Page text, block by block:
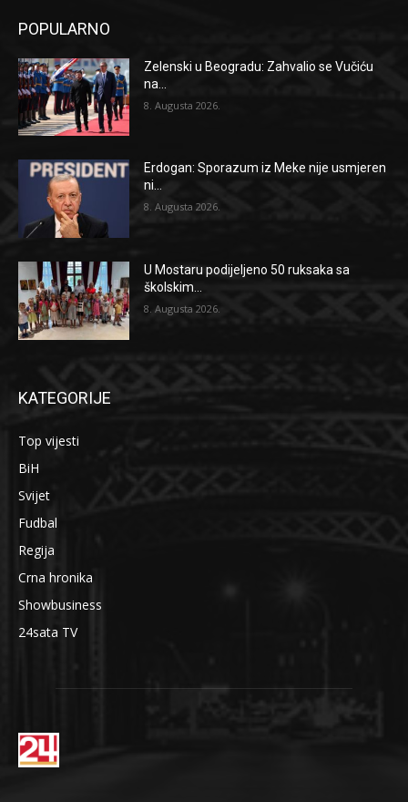
POPULARNO
Zelenski u Beogradu: Zahvalio se Vučiću
na...
8. Augusta 2026.
Erdogan: Sporazum iz Meke nije usmjeren
ni...
8. Augusta 2026.
U Mostaru podijeljeno 50 ruksaka sa
školskim...
8. Augusta 2026.
KATEGORIJE
Top vijesti
BiH
Svijet
Fudbal
Regija
Crna hronika
Showbusiness
24sata TV